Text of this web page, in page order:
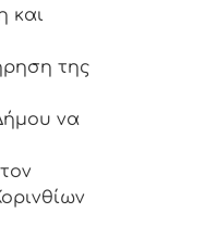
και
της
να